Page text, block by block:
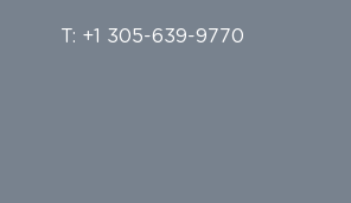
T: +1 305-639-9770